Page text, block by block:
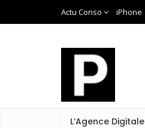
Actu Conso iPhone
L’Agence Digitale